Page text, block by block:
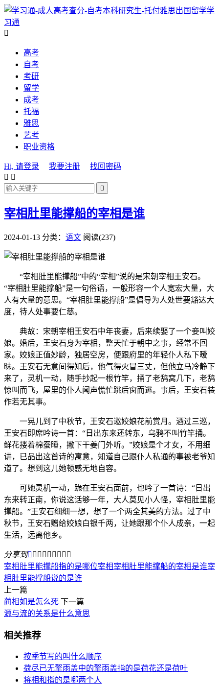
学
习通

高考
自考
考研
留学
成考
托福
雅思
艺考
职业资格
Hi, 请登录 我要注册
找回密码
 

宰相肚里能撑船的宰相是谁
2024-01-13 分类： 语文 阅读(237)
“宰相肚里能撑船”中的“宰相”说的是宋朝宰相王安石。
“宰相肚里能撑船”是一句俗语，一般形容一个人宽宏大量，大
人有大量的意思。“宰相肚里能撑船”是倡导为人处世要豁达大
度，待人处事要仁慈。
典故：宋朝宰相王安石中年丧妻，后来续娶了一个妾叫姣
娘。婚后，王安石身为宰相，整天忙于朝中之事，经常不回
家。姣娘正值妙龄，独居空房，便跟府里的年轻仆人私下暧
昧。王安石无意间得知后，他气得火冒三丈，但他立马冷静下
来了，灵机一动，随手抄起一根竹竿，捅了老鸹窝几下，老鸹
惊叫而飞，屋里的仆人闻声慌忙跳后窗而逃。事后，王安石装
作若无其事。
一晃儿到了中秋节，王安石邀姣娘花前赏月。酒过三巡，
王安石即席吟诗一首：“日出东来还转东，乌鸦不叫竹竿捅。
鲜花搂着棉蚕睡，撇下干姜门外听。”姣娘是个才女，不用细
讲，已品出这首诗的寓意，知道自己跟仆人私通的事被老爷知
道了。想到这儿她顿感无地自容。
可她灵机一动，跪在王安石面前，也吟了一首诗：“日出
东来转正南，你说这话够一年，大人莫见小人怪，宰相肚里能
撑船。”王安石细细一想，想了一个两全其美的方法。过了中
秋节，王安石赠给姣娘白银千两，让她跟那个仆人成亲，一起
生活，远离他乡。
分享到        
宰相肚里能撑船指的是哪位宰相宰相肚里能撑船的宰相是谁宰
相肚里能撑船说的是谁
上一篇
蔺相如是怎么死 下一篇
源与流的关系是什么意思
相关推荐
按季节写的叫什么顺序
荷尽已无擎雨盖中的擎雨盖指的是荷花还是荷叶
将相和指的是哪两个人